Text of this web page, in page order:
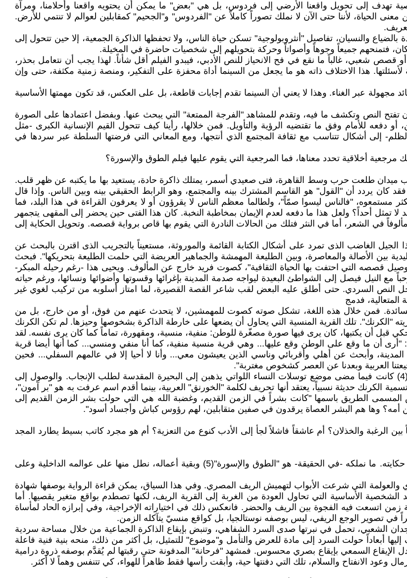
تهدف إلى تحويل واقعنا الأرضي إلى فردوس، بل هي "بعض" ما يمكن أن يحتويه واقعنا وأحلامنا، ومرآة
وآلامنا(1). هي صورة "ناقصة" عن معنى الحياة، لأننا حتى الآن لا نملك تصوراً كاملاً عن "الفردوس" و"الجحيم" كمقابلين لعوالم لا تنتمي للأرض.
والنسيان، تفاصيل "أنثروبولوجية" تسكن حياة الناس، ولا تحفظها الذاكرة الجمعية، إلا حين تتحول إلى
فتمنحهم جميعاً وجوهاً وأصواتاً وحركة بتحويلهم إلى شخصيات حاضرة في المخيلة.
شعبي، غالباً ما نقع في فح الانحياز للنص الأدبي، فيبدو الفيلم أقل شأناً. لهذا يجب أن نتعامل بحذر،
هذا الاختلاف ذاته هو ما يجعل من السينما أداة محفزة على التفكير، ومنصة زمنية مكثفة، حتى وإن
مجهولة عبر الغناء. وهذا لا يعني أن السينما تقدم إجابات قاطعة، بل على العكس، قد تكون مهمتها الأساسية
تفتح النص وتكشف ما فيه، وتقدم للمشاهد "الفرجة الممتعة" التي يبحث عنها. وبفضل اعتمادها على الصورة
دفعه للأمام وفق ما تقتضيه الرؤية والتأويل. فمن خلالها، رأينا كيف تتحول القيم الإنسانية الكبرى -مثل
إلى أشكال تتناسب مع ثقافة المجتمع الذي أنتجها، ومع المعاني التي فرضتها السلطة عبر سردها في
أخلاقية تحدد معناها، فما المرجعية التي يقوم عليها فيلم الطوق والإسورة؟
سبعينيات القرن الماضي كان يتردد على مقهى ريش(2) قرب ميدان طلعت حرب وسط القاهرة، فتى صعيدي أسمر، يمتلك ذاكرة حادة، يستعيد بها ما يكتبه عن ظهر قلب.
يردد أن "القول" هو القاسم المشترك بينه والمجتمع، وهو الرابط الحقيقي بينه وبين الناس. وإذا قال
"فالناس ليسوا صمّاً"، ولطالما معظم الناس لا يقرؤون أو لا يعرفون القراءة في هذا البلد، فما
تمثل أحداً؟ ولعل هذا ما دفعه لعدم الإيمان بمخاطبة النخبة. كان هذا الفتى حين يحضر إلى المقهى يتجمهر
في الشعر، أما في النثر فتلك من الحالات النادرة التي يقوم بها قاص برواية قصصه. وتحويل الحكاية إلى
عصفور- "إلى هذا الجيل الغاضب الذى تمرد على أشكال الكتابة القائمة والموروثة، مستعيناً بالتجريب الذى اقترن بالبحث عن
بين الأصالة والمعاصرة، وبين الطليعة المهمشة والجماهير العريضة التي حلمت الطليعة بتحريكها". فبحث
قصصه التي احتفت بها الحياة الثقافية"، كصوت فريد خارج عن المألوف. ويحيى هذا -رغم رحيله المبكر-
النيل فيصل إلى الشواطئ البعيدة ليواجه صدمة المدينة بإغرائها وقسوتها وأضوائها ونسائها، ورغم حياته
داخل النص السردي. حتى أطلق عليه البعض لقب شاعر القصة القصيرة، لما امتاز أسلوبه من تركيب لغوي غير
فدمج
السائدة. فمن خلال هذه اللغة، تشكل صوته كصوت للمهمشين، لا يتحدث عنهم من فوق، أو من خارج، بل من
تلك القرية المنسية التي يحاول أن يضعها على خارطة الذاكرة بشخوصها وحيزها. لم تكن الكرنك
قبل أن يكتبها، كان يرى فيها صورة مصغّرة للوطن: منفية، منسية، ومقهورة، تماماً كما كان يرى نفسه. لقد
"أرى أن ما وقع على الوطن وقع عليها... وهي قرية منسية منفية، كما أنا منفي ومنسي... كما أنها أيضا قرية
وأبحث عن أهلي وأقربائي وناسي الذين يعيشون معي... وأنا لا أحيا إلا في عالمهم السفلي... فحين
العربية وبعدنا عن العصر كشخوص مغتربة".
الكرنك القريبة من المعبد القديم في الأقصر "طيبة الفرعونية القديمة"(4) كانت فيما مضى موضع توسلات النساء اللواتي يذهبن إلى البحيرة المقدسة لطلب الإنجاب. والوصول إلى
الكرنك حديثة نسبياً، يعتقد أنها تحريف لكلمة "الخورنق" العربية، بينما أقدم اسم عرفت به هو "بر آمون"،
المسمى الطريق باسمها "كانت بشراً في الزمن القديم، وغضبة الله هي التي حولت بشر الزمن القديم إلى
أمه؟ وها هم البشر العصاة يرقدون في صفين متقابلين، لهم رؤوس كباش وأجساد أسود".
بين الرغبة والخذلان؟ أم عاشقاً فاشلاً لجأ إلى الأدب كنوع من التعزية؟ أم هو مجرد كاتب بسيط يطارد المجد
لا أحد يعرف، لم يعد من "هناك" أحد ليخبرنا بما حل به، ولا ممن يكمل حكايته. ما نملكه -في الحقيقة- هو "الطوق والإسورة"(5) وبقية أعماله، نطل منها على عوالمه الداخلية وعلى
والعولمة التي شرعت الأبواب لتهميش الريف المصري. وفي هذا السياق، يمكن قراءة الرواية بوصفها شهادة
الأساسية التي تحاول العودة من الغربة إلى القرية الريف، لكنها تصطدم بواقع متغير يقصيها. أما
زمن اتسعت فيه الفجوة بين الريف والحضر. فانعكس ذلك في اختياراته الإخراجية، وفي إبرازه الحاد لمأساة
في تصوير الوجع الريفي، ليس بوصفه نوستالجيا، بل كواقع منسيّ يتآكله الزمن.
الشعبي، تحمل في نبرتها صدى السرد الشفاهي، وتنبض بإيقاع الذاكرة الجماعية من خلال مساحة سردية
أبعاداً حولت السرد إلى مادة للعرض والتأمل و"موضوع" للتمثيل، بل أكثر من ذلك، منحه بنية فنية فاعلة
الإيقاع السمعي بإيقاع بصري محسوس. فمشهد "فرحانة" المدفونة حتى رقبتها لم يُقدَّم بوصفه ذروة درامية
الانفتاح والسلام، تلك التي دفنتها حية، وأبقت رأسها فقط ظاهراً للهواء، كي تتنفس وهماً لا أكثر.